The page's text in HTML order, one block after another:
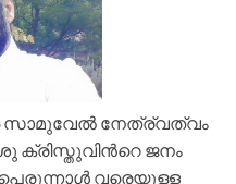
സാമുവേൽ നേത്ര്വത്വം
ജനം
വരെയുള്ള